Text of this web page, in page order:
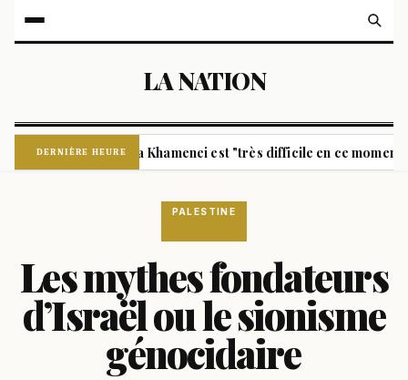
LA NATION
DERNIÈRE HEURE
avec Mojtaba Khamenei est "très difficile en ce moment",
PALESTINE
Les mythes fondateurs
d’Israël ou le sionisme
génocidaire